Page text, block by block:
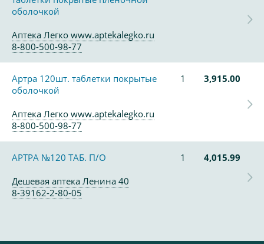
оболочкой
Аптека Легко www.aptekalegko.ru
8-800-500-98-77
Артра 120шт. таблетки покрытые
оболочкой
1 3,915.00
Аптека Легко www.aptekalegko.ru
8-800-500-98-77
АРТРА №120 ТАБ. П/О 1
4,015.99
Дешевая аптека Ленина 40
8-39162-2-80-05